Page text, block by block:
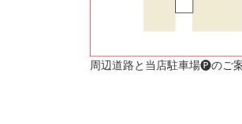
周辺道路と当店駐車場🅟のご